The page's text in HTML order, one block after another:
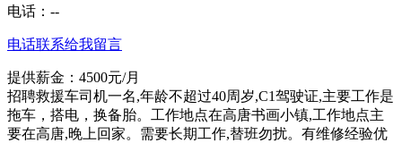
电话： --
电话联系给我留言
提供薪金：4500元/月
招聘救援车司机一名,年龄不超过40周岁,C1驾驶证,主要工作是
拖车，搭电，换备胎。工作地点在高唐书画小镇,工作地点主
要在高唐,晚上回家。需要长期工作,替班勿扰。有维修经验优